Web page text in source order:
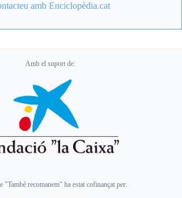
amb Enciclopèdia.cat
Amb el suport de:
"També recomanem" ha estat cofinançat per: